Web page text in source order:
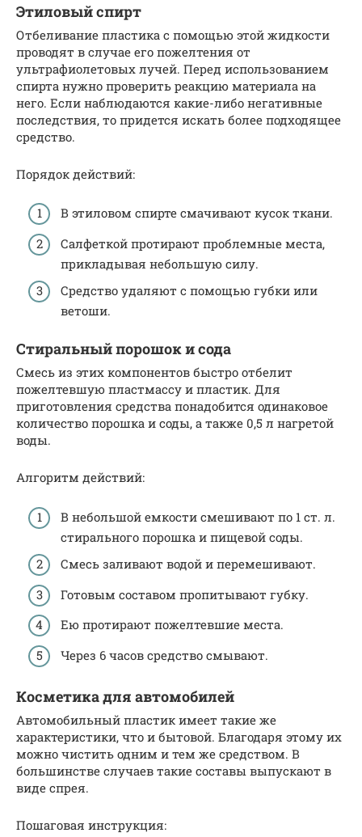
Этиловый спирт
Отбеливание пластика с помощью этой жидкости
проводят в случае его пожелтения от
ультрафиолетовых лучей. Перед использованием
спирта нужно проверить реакцию материала на
него. Если наблюдаются какие-либо негативные
последствия, то придется искать более подходящее
средство.
Порядок действий:
В этиловом спирте смачивают кусок ткани.
Салфеткой протирают проблемные места,
прикладывая небольшую силу.
Средство удаляют с помощью губки или
ветоши.
Стиральный порошок и сода
Смесь из этих компонентов быстро отбелит
пожелтевшую пластмассу и пластик. Для
приготовления средства понадобится одинаковое
количество порошка и соды, а также 0,5 л нагретой
воды.
Алгоритм действий:
В небольшой емкости смешивают по 1 ст. л.
стирального порошка и пищевой соды.
Смесь заливают водой и перемешивают.
Готовым составом пропитывают губку.
Ею протирают пожелтевшие места.
Через 6 часов средство смывают.
Косметика для автомобилей
Автомобильный пластик имеет такие же
характеристики, что и бытовой. Благодаря этому их
можно чистить одним и тем же средством. В
большинстве случаев такие составы выпускают в
виде спрея.
Пошаговая инструкция: